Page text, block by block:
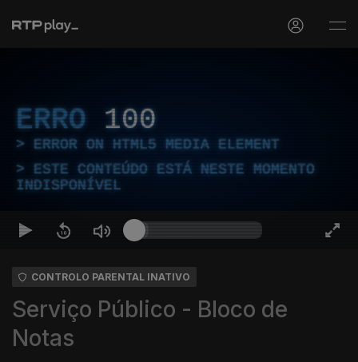
ERRO 100
ERROR ON HTML5 MEDIA ELEMENT
ESTE CONTEÚDO ESTÁ NESTE MOMENTO
INDISPONÍVEL
CONTROLO PARENTAL INATIVO
Serviço Público - Bloco de
Notas